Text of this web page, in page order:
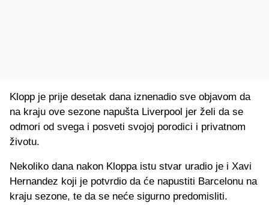
Klopp je prije desetak dana iznenadio sve objavom da
na kraju ove sezone napušta Liverpool jer želi da se
odmori od svega i posveti svojoj porodici i privatnom
životu.
Nekoliko dana nakon Kloppa istu stvar uradio je i Xavi
Hernandez koji je potvrdio da će napustiti Barcelonu na
kraju sezone, te da se neće sigurno predomisliti.